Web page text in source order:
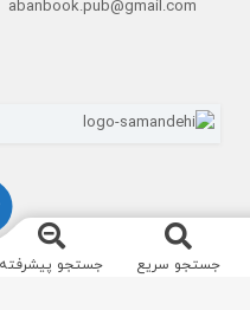
abanbook.pub@gmail.com
جستجو سریع جستجو پیشرفته